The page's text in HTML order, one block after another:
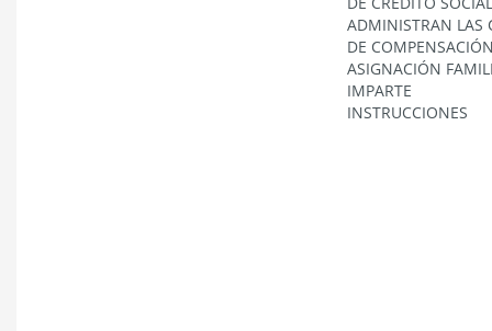
ADMINISTRAN LAS
DE
ASIGNACIÓN
IMPARTE
INSTRUCCIONES